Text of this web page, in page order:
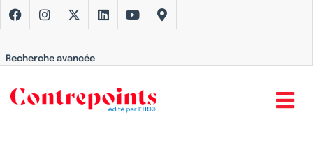
Recherche avancée